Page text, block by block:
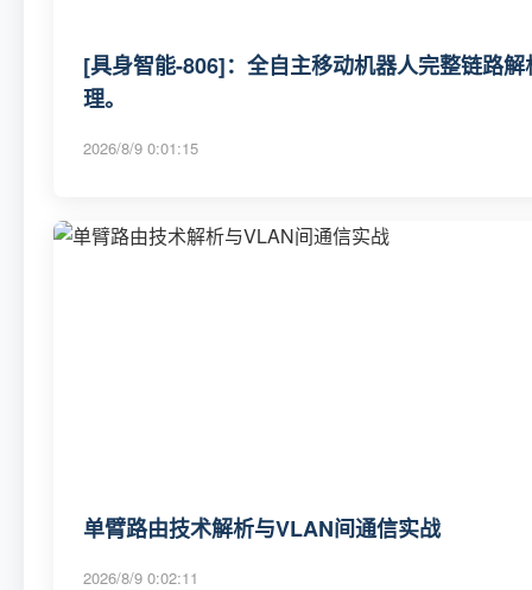
[具身智能-806]：全自主移动机器人完整链路
理。
2026/8/9 0:01:15
单臂路由技术解析与VLAN间通信实战
2026/8/9 0:02:11